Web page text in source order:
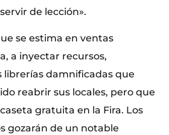
de lección».
se estima en ventas
a inyectar recursos,
librerías damnificadas que
reabrir sus locales, pero que
gratuita en la Fira. Los
gozarán de un notable